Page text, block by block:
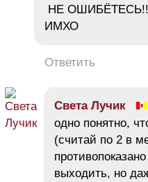
НЕ ОШИБЁТЕСЬ!!!
ИМХО
Ответить
Света Лучик
одно понятно,
(считай по 2 в
выходить, но